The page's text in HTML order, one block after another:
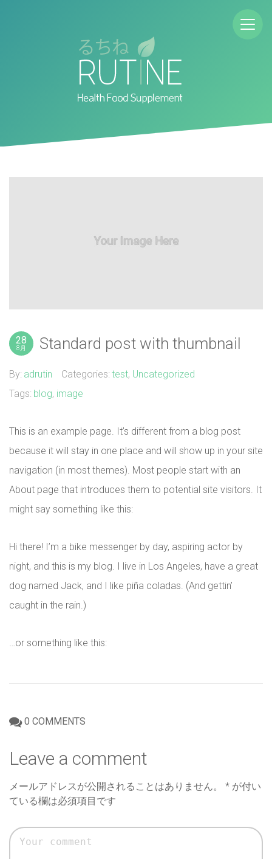
28
8月 Standard post with thumbnail
By: adrutin Categories: test, Uncategorized
Tags: blog, image
This is an example page. It’s different from a blog post
because it will stay in one place and will show up in your site
navigation (in most themes). Most people start with an
About page that introduces them to potential site visitors. It
might say something like this:
Hi there! I’m a bike messenger by day, aspiring actor by
night, and this is my blog. I live in Los Angeles, have a great
dog named Jack, and I like piña coladas. (And gettin’
caught in the rain.)
…or something like this:
0 COMMENTS
Leave a comment
メールアドレスが公開されることはありません。 * が付い
ている欄は必須項目です